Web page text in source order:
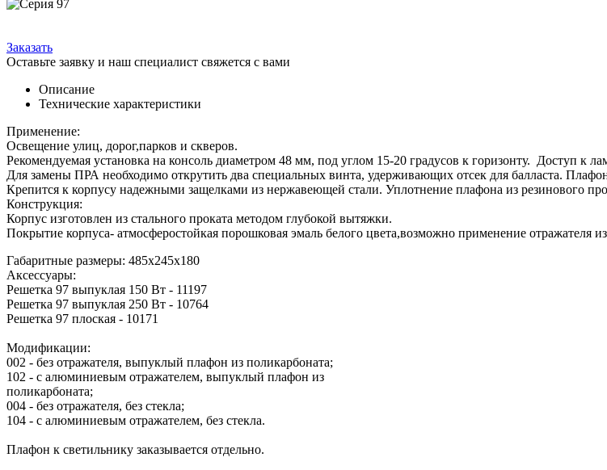
Заказать
Оставьте заявку и наш специалист свяжется с вами
Описание
Технические характеристики
Применение:
Освещение улиц, дорог,парков и скверов.
Рекомендуемая установка на консоль диаметром 48 мм, под углом 15-20 градусов к горизонту. Доступ к
Для замены ПРА необходимо открутить два специальных винта, удерживающих отсек для балласта.
Крепится к корпусу надежными защелками из нержавеющей стали. Уплотнение плафона из резинового
Конструкция:
Корпус изготовлен из стального проката методом глубокой вытяжки.
Покрытие корпуса- атмосферостойкая порошковая эмаль белого цвета,возможно применение отражателя
Габаритные размеры: 485х245х180
Аксессуары:
Решетка 97 выпуклая 150 Вт - 11197
Решетка 97 выпуклая 250 Вт - 10764
Решетка 97 плоская - 10171
Модификации:
002 - без отражателя, выпуклый плафон из поликарбоната;
102 - с алюминиевым отражателем, выпуклый плафон из
поликарбоната;
004 - без отражателя, без стекла;
104 - с алюминиевым отражателем, без стекла.
Плафон к светильнику заказывается отдельно.